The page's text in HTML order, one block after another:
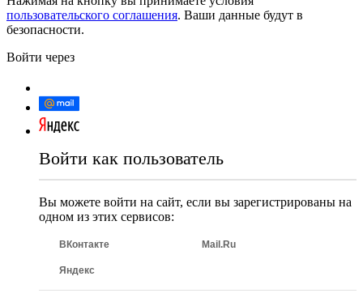
пользовательского соглашения. Ваши данные будут в
безопасности.
Войти через
Войти как пользователь
Вы можете войти на сайт, если вы зарегистрированы на
одном из этих сервисов:
ВКонтакте Mail.Ru
Яндекс